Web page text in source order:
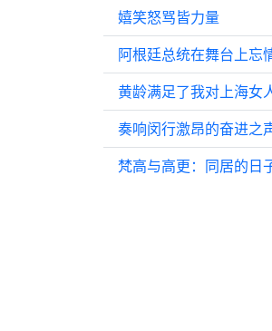
嬉笑怒骂皆力量
黄龄满足了我对上海女
梵高与高更：同居的日